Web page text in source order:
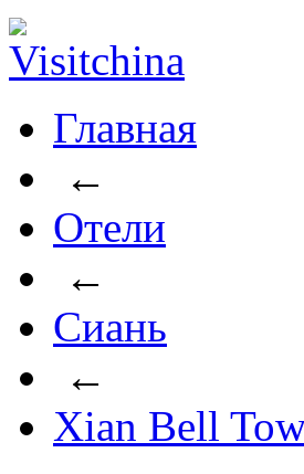
Главная
←
Отели
←
Сиань
←
Xian Bell